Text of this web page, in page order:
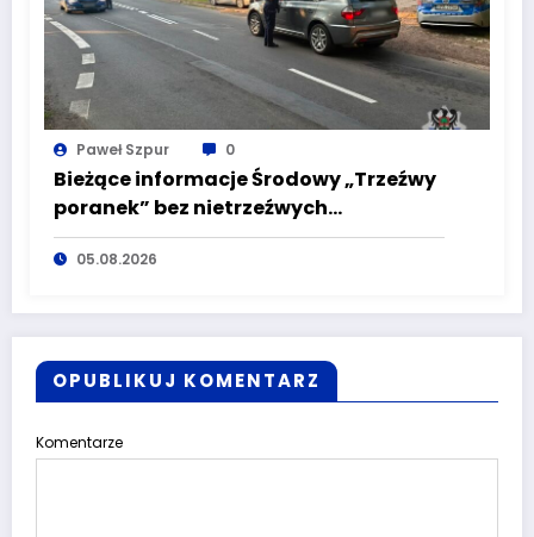
Paweł Szpur 0
Bieżące informacje Środowy „Trzeźwy
poranek” bez nietrzeźwych
kierujących! To cieszy!
05.08.2026
OPUBLIKUJ KOMENTARZ
Komentarze